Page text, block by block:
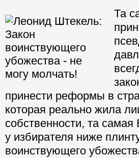
Та
принести реформы в
которая реально жила
собственности, та
у избирателя ниже
воинствующего